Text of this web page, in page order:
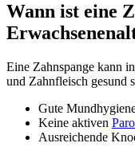
Wann ist eine
Eine Zahnspange kann
und Zahnfleisch gesund
Gute
Keine aktiven
Ausreichende